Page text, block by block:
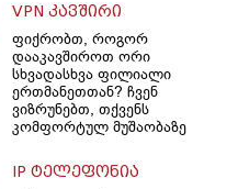
VPN კავშირი
ფიქრობთ, როგორ
დააკავშიროთ ორი
სხვადასხვა ფილიალი
ერთმანეთთან? ჩვენ
ვიზრუნებთ, თქვენს
კომფორტულ მუშაობაზე
IP ტელეფონია